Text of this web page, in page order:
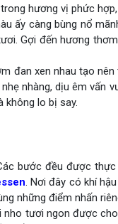
hương vị phức
ấy càng bùng nổ
Gợi đến hương
đan xen nhau tạo nên
nhàng, dịu êm vấn
không lo bị say.
bước đều được thực
. Nơi đây có khí
những điểm nhấn
nho tươi ngon được